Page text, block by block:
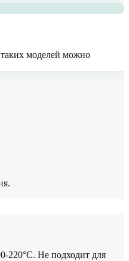
таких моделей можно
220°C. Не подходит для